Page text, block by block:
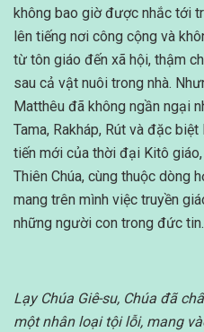
không bao giờ được nhắc tới
lên tiếng nơi công cộng và
từ tôn giáo đến xã hội, thậm
sau cả vật nuôi trong nhà.
Matthêu đã không ngần ngại
Tama, Rakháp, Rút và đặc
tiến mới của thời đại Kitô
Thiên Chúa, cùng thuộc dòng
mang trên mình việc truyền
những người con trong đức tin.
Lạy Chúa Giê-su, Chúa đã
một nhân loại tội lỗi, mang